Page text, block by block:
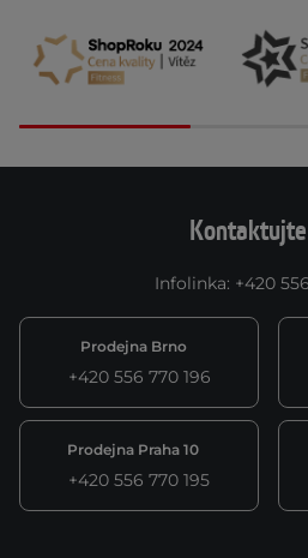
Infolinka: +420
Prodejna Brno
+420 556 770 196
Prodejna Praha 10
+420 556 770 195